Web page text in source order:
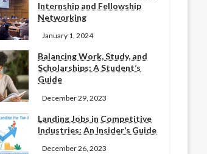
Internship and Fellowship
Networking
January 1, 2024
Balancing Work, Study, and
Scholarships: A Student’s
Guide
December 29, 2023
Landing Jobs in Competitive
Industries: An Insider’s Guide
December 26, 2023